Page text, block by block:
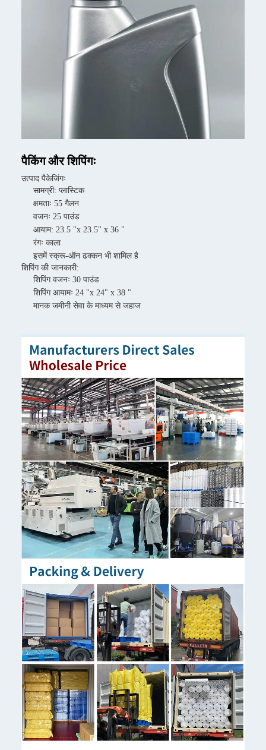
पैकिंग और शिपिंगः
उत्पाद पैकेजिंगः
सामग्री: प्लास्टिक
क्षमताः 55 गैलन
वजनः 25 पाउंड
आयाम: 23.5 "x 23.5" x 36 "
रंगः काला
इसमें स्क्रू-ऑन ढक्कन भी शामिल है
शिपिंग की जानकारी:
शिपिंग वजनः 30 पाउंड
शिपिंग आयामः 24 "x 24" x 38 "
मानक जमीनी सेवा के माध्यम से जहाज